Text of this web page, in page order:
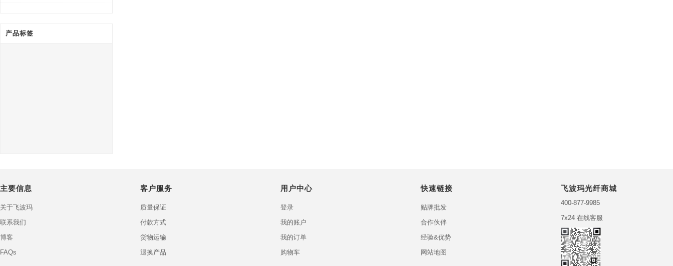
产品标签
主要信息
关于飞波玛
联系我们
博客
FAQs
客户服务
质量保证
付款方式
货物运输
退换产品
用户中心
登录
我的账户
我的订单
购物车
快速链接
贴牌批发
合作伙伴
经验&优势
网站地图
飞波玛光纤商城
400-877-9985
7x24 在线客服